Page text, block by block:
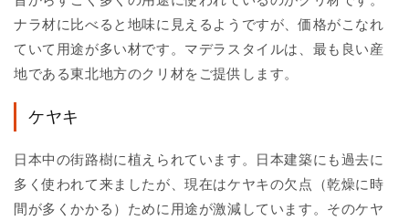
ナラ材に比べると地味に見えるようですが、価格がこなれ
ていて用途が多い材です。マデラスタイルは、最も良い産
地である東北地方のクリ材をご提供します。
ケヤキ
日本中の街路樹に植えられています。日本建築にも過去に
多く使われて来ましたが、現在はケヤキの欠点（乾燥に時
間が多くかかる）ために用途が激減しています。そのケヤ